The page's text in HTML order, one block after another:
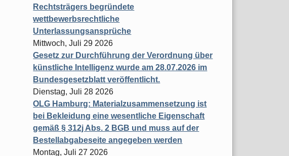
Rechtsträgers begründete
wettbewerbsrechtliche
Unterlassungsansprüche
Mittwoch, Juli 29 2026
Gesetz zur Durchführung der Verordnung über
künstliche Intelligenz wurde am 28.07.2026 im
Bundesgesetzblatt veröffentlicht.
Dienstag, Juli 28 2026
OLG Hamburg: Materialzusammensetzung ist
bei Bekleidung eine wesentliche Eigenschaft
gemäß § 312j Abs. 2 BGB und muss auf der
Bestellabgabeseite angegeben werden
Montag, Juli 27 2026